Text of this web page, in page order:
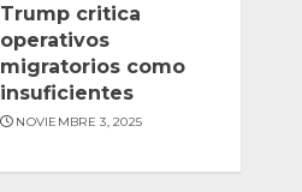
Trump critica
operativos
migratorios como
insuficientes
NOVIEMBRE 3, 2025